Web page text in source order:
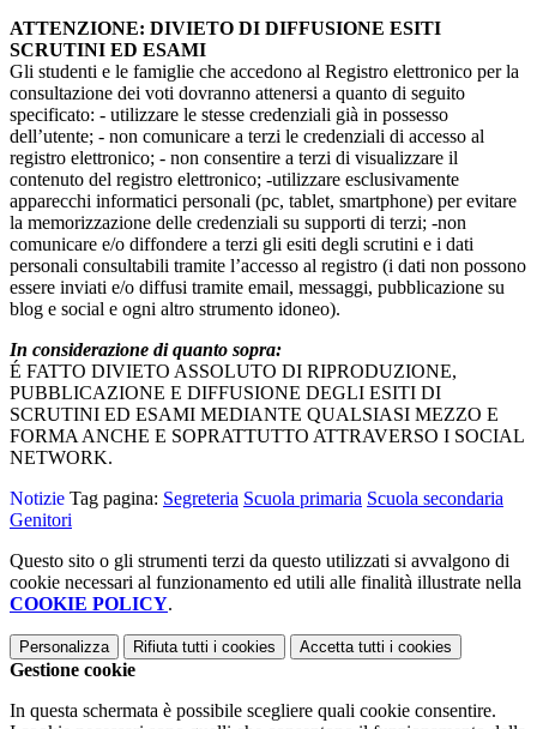
ATTENZIONE: DIVIETO DI DIFFUSIONE ESITI
SCRUTINI ED ESAMI
Gli studenti e le famiglie che accedono al Registro elettronico per la
consultazione dei voti dovranno attenersi a quanto di seguito
specificato: - utilizzare le stesse credenziali già in possesso
dell’utente; - non comunicare a terzi le credenziali di accesso al
registro elettronico; - non consentire a terzi di visualizzare il
contenuto del registro elettronico; -utilizzare esclusivamente
apparecchi informatici personali (pc, tablet, smartphone) per evitare
la memorizzazione delle credenziali su supporti di terzi; -non
comunicare e/o diffondere a terzi gli esiti degli scrutini e i dati
personali consultabili tramite l’accesso al registro (i dati non possono
essere inviati e/o diffusi tramite email, messaggi, pubblicazione su
blog e social e ogni altro strumento idoneo).
In considerazione di quanto sopra:
É FATTO DIVIETO ASSOLUTO DI RIPRODUZIONE,
PUBBLICAZIONE E DIFFUSIONE DEGLI ESITI DI
SCRUTINI ED ESAMI MEDIANTE QUALSIASI MEZZO E
FORMA ANCHE E SOPRATTUTTO ATTRAVERSO I SOCIAL
NETWORK.
Notizie Tag pagina: Segreteria Scuola primaria Scuola secondaria
Genitori
Questo sito o gli strumenti terzi da questo utilizzati si avvalgono di
cookie necessari al funzionamento ed utili alle finalità illustrate nella
COOKIE POLICY.
Personalizza Rifiuta tutti i cookies Accetta tutti i cookies
Gestione cookie
In questa schermata è possibile scegliere quali cookie consentire.